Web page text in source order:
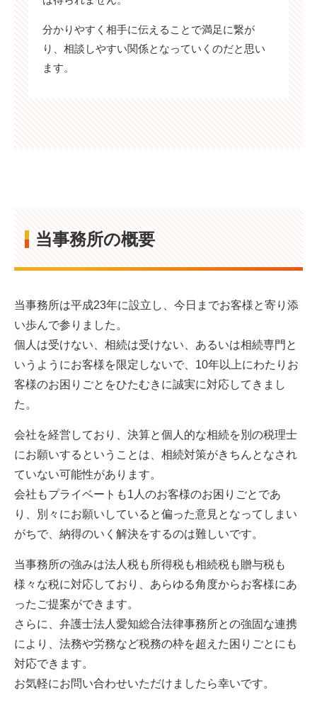
分かりやすく相手に伝えることで満足に繋が
り、相談しやすい関係となっていくのだと思い
ます。
当事務所の概要
当事務所は平成23年に設立し、今日までお客様と寄り添
い歩んで参りました。
個人は受けない、相続は受けない、あるいは相続専門と
いうようにお客様を限定しないで、10年以上にわたりお
客様のお困りごとをひたむきに誠実に対応してきまし
た。
会社を経営しており、決算と個人的な相続を別の税理士
にお願いするということは、相続対策がきちんとなされ
ていない可能性があります。
会社もプライベートも1人のお客様のお困りごとであ
り、別々にお願いしていると偏った意見となってしまい
がちで、納得のいく解決をするのは難しいです。
当事務所の強みは法人税も所得税も相続税も贈与税も
様々な税に対応しており、あらゆる角度からお客様にあ
ったご提案ができます。
さらに、弁護士法人愛知総合法律事務所との強固な連携
により、法務や労務など税務の枠を超えた困りごとにも
対応できます。
お気軽にお問い合わせいただけましたら幸いです。